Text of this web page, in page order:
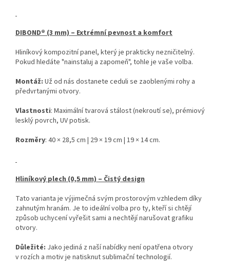
DIBOND® (3 mm) – Extrémní pevnost a komfort
Hliníkový kompozitní panel, který je prakticky nezničitelný.
Pokud hledáte "nainstaluj a zapomeň", tohle je vaše volba.
Montáž: Už od nás dostanete ceduli se zaoblenými rohy a
předvrtanými otvory.
Vlastnosti: Maximální tvarová stálost (nekroutí se), prémiový
lesklý povrch, UV potisk.
Rozměry: 40 × 28,5 cm | 29 × 19 cm | 19 × 14 cm.
Hliníkový plech (0,5 mm) – Čistý design
Tato varianta je výjimečná svým prostorovým vzhledem díky
zahnutým hranám. Je to ideální volba pro ty, kteří si chtějí
způsob uchycení vyřešit sami a nechtějí narušovat grafiku
otvory.
Důležité: Jako jediná z naší nabídky není opatřena otvory
v rozích a motiv je natisknut sublimační technologií.